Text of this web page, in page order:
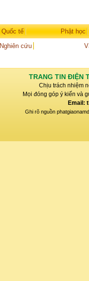
Quốc tế
Phật học
Nghiên cứu
TRANG TIN ĐIỆN
Chịu trách nhiệm
Mọi đóng góp ý kiến và
Email:
Ghi rõ nguồn